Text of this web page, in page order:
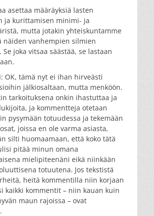
asettaa määräyksiä lasten
ja kurittamisen minimi- ja
mutta jotakin yhteiskuntamme
näiden vanhempien silmien
Se joka vitsaa säästää, se lastaan
OK, tämä nyt ei ihan hirveästi
jälkiosaltaan, mutta menköön.
tarkoituksena onkin ihastuttaa ja
ja kommentteja otetaan
pysymään totuudessa ja tekemään
joissa en ole varma asiasta,
silti huomaamaan, että koko tätä
pitää minun omana
mielipiteenäni eikä niinkään
totuutena. Jos tekstistä
heitä kommentilla niin korjaan
kaikki kommentit – niin kauan kuin
maun rajoissa – ovat